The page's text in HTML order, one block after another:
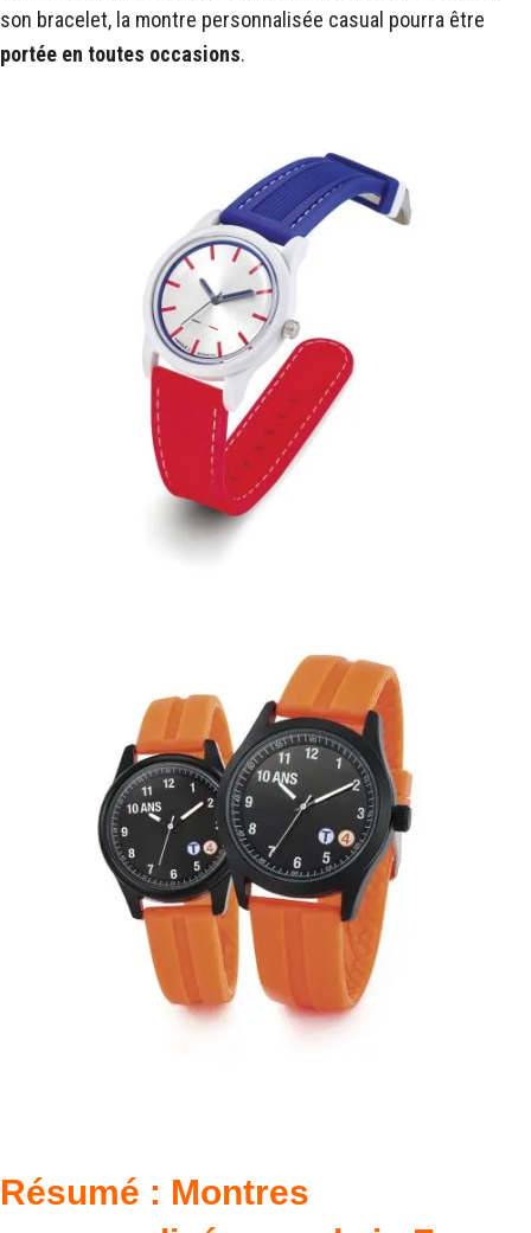
son bracelet, la montre personnalisée casual pourra être
portée en toutes occasions.
Résumé : Montres